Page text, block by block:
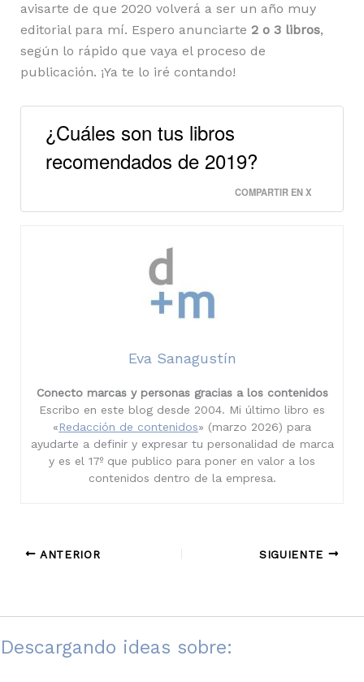
avisarte de que 2020 volverá a ser un año muy
editorial para mí. Espero anunciarte 2 o 3 libros,
según lo rápido que vaya el proceso de
publicación. ¡Ya te lo iré contando!
¿Cuáles son tus libros
recomendados de 2019?
COMPARTIR EN X
Eva Sanagustín
Conecto marcas y personas gracias a los contenidos
Escribo en este blog desde 2004. Mi último libro es
«Redacción de contenidos» (marzo 2026) para
ayudarte a definir y expresar tu personalidad de marca
y es el 17º que publico para poner en valor a los
contenidos dentro de la empresa.
ANTERIOR SIGUIENTE
Descargando ideas sobre: